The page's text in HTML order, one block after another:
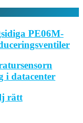
PE06M-
i datacenter
rätt